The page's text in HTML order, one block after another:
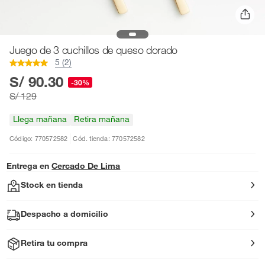
Juego de 3 cuchillos de queso dorado
5 (2)
S/ 90.30 -30%
S/ 129
Llega mañana Retira mañana
Código: 770572582 Cód. tienda: 770572582
Entrega en Cercado De Lima
Stock en tienda
Despacho a domicilio
Retira tu compra